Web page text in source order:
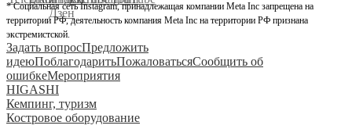
* Социальная сеть Instagram, принадлежащая компании Meta Inc запрещена на
территории РФ, деятельность компания Meta Inc на территории РФ признана
экстремистской.
Задать вопросПредложить
идеюПоблагодаритьПожаловатьсяСообщить об
ошибкеМероприятия
HIGASHI
Кемпинг, туризм
Костровое оборудование